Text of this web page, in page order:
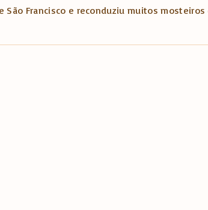
Francisco e reconduziu muitos mosteiros